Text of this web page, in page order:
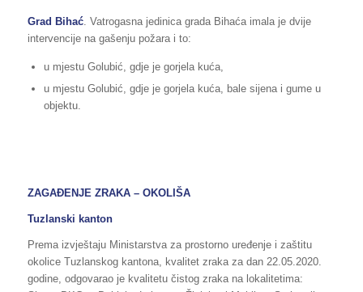
Grad Bihać. Vatrogasna jedinica grada Bihaća imala je dvije
intervencije na gašenju požara i to:
u mjestu Golubić, gdje je gorjela kuća,
u mjestu Golubić, gdje je gorjela kuća, bale sijena i gume u
objektu.
ZAGAĐENJE ZRAKA – OKOLIŠA
Tuzlanski kanton
Prema izvještaju Ministarstva za prostorno uređenje i zaštitu
okolice Tuzlanskog kantona, kvalitet zraka za dan 22.05.2020.
godine, odgovarao je kvalitetu čistog zraka na lokalitetima: